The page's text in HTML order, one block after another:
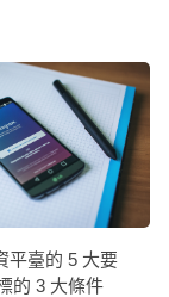
平臺的 5 大要
的 3 大條件